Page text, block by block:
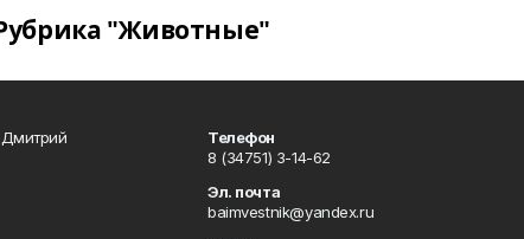
"Животные"
Телефон
8 (34751) 3-14-62
Эл. почта
baimvestnik@yandex.ru